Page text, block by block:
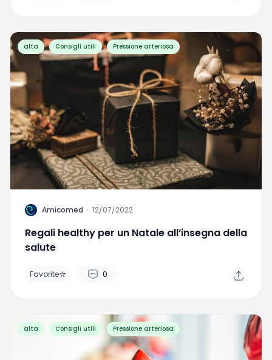
alta Consigli utili Pressione arteriosa
A Amicomed · 12/07/2022
Regali healthy per un Natale all’insegna della
salute
Favorite 0
alta Consigli utili Pressione arteriosa